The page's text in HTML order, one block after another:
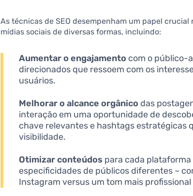
As técnicas de SEO desempenham um papel
mídias sociais de diversas formas, incluindo:
Aumentar o engajamento com o público-
direcionados que ressoem com os
usuários.
Melhorar o alcance orgânico das
interação em uma oportunidade de
chave relevantes e hashtags estratégicas
visibilidade.
Otimizar conteúdos para cada
especificidades de públicos diferentes –
Instagram versus um tom mais profissional